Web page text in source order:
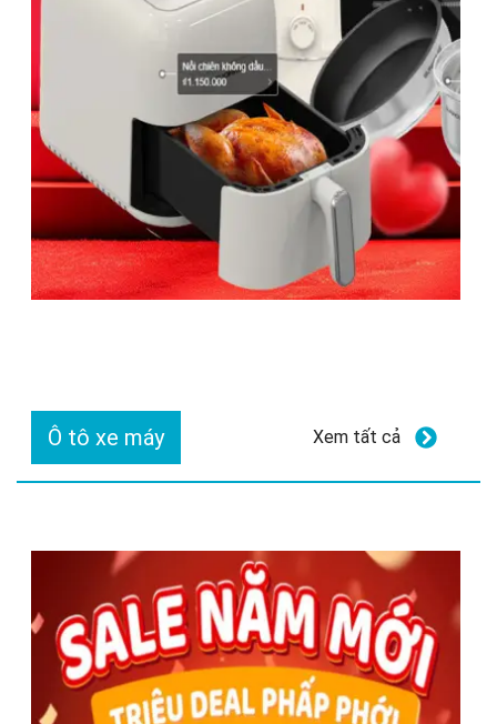
Ô tô xe máy Xem tất cả